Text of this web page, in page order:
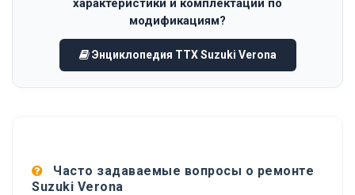
модификациям?
Энциклопедия ТТХ Suzuki Verona
Часто задаваемые вопросы о ремонте
Suzuki Verona